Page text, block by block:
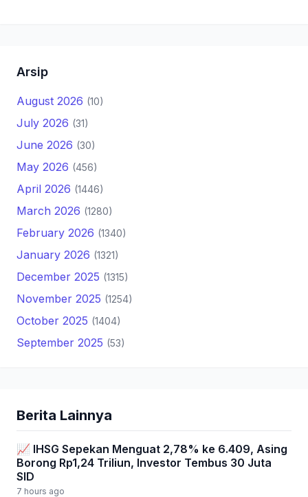
Arsip
August 2026 (10)
July 2026 (31)
June 2026 (30)
May 2026 (456)
April 2026 (1446)
March 2026 (1280)
February 2026 (1340)
January 2026 (1321)
December 2025 (1315)
November 2025 (1254)
October 2025 (1404)
September 2025 (53)
Berita Lainnya
📈 IHSG Sepekan Menguat 2,78% ke 6.409, Asing
Borong Rp1,24 Triliun, Investor Tembus 30 Juta
SID
7 hours ago